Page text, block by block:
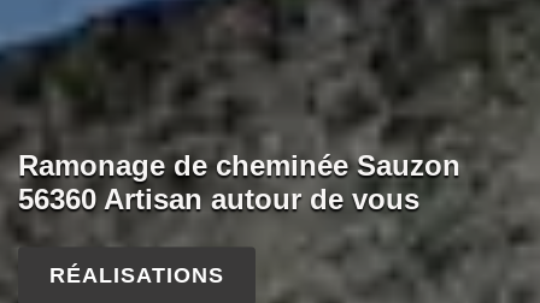
Ramonage de cheminée Sauzon
56360 Artisan autour de vous
RÉALISATIONS